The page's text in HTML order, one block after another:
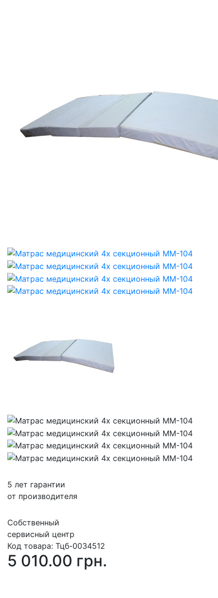
5 лет гарантии
от производителя
Собственный
сервисный центр
Код товара: Тцб-0034512
5 010.00 грн.